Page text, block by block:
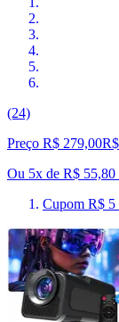
(24)
Preço R$ 279,00R$
Ou 5x de R$ 55,80
Cupom R$ 5